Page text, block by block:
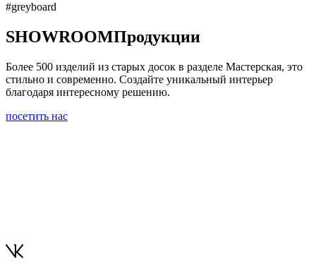
#greyboard
SHOWROOMПродукции
Более 500 изделий из старых досок в разделе Мастерская, это
стильно и современно. Создайте уникальный интерьер
благодаря интересному решению.
посетить нас